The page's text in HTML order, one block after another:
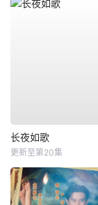
长夜如歌
更新至第20集